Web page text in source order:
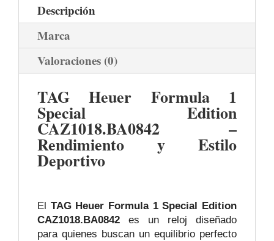
Descripción
Marca
Valoraciones (0)
TAG Heuer Formula 1
Special Edition
CAZ1018.BA0842 –
Rendimiento y Estilo
Deportivo
El TAG Heuer Formula 1 Special Edition
CAZ1018.BA0842 es un reloj diseñado
para quienes buscan un equilibrio perfecto